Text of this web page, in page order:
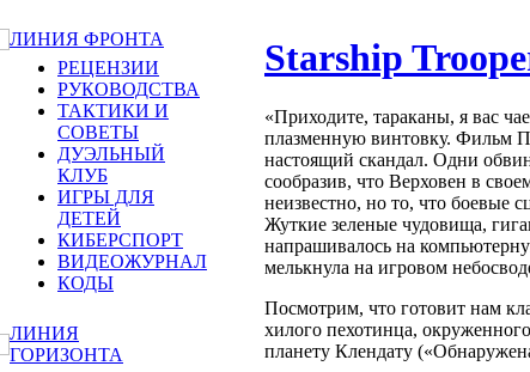
ЛИНИЯ ФРОНТА
РЕЦЕНЗИИ
РУКОВОДСТВА
ТАКТИКИ И
СОВЕТЫ
ДУЭЛЬНЫЙ
КЛУБ
ИГРЫ ДЛЯ
ДЕТЕЙ
КИБЕРСПОРТ
ВИДЕОЖУРНАЛ
КОДЫ
ЛИНИЯ
ГОРИЗОНТА
Starship
«Приходите, тараканы, я вас
плазменную винтовку. Фильм
настоящий скандал. Одни
сообразив, что Верховен в
неизвестно, но то, что боевые
Жуткие зеленые чудовища,
напрашивалось на
мелькнула на игровом
Посмотрим, что готовит нам
хилого пехотинца,
планету Клендату